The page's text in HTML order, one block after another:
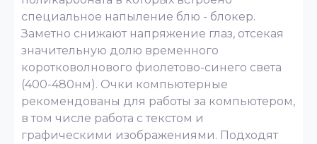
специальное напыление блю - блокер.
Заметно снижают напряжение глаз, отсекая
значительную долю временного
коротковолнового фиолетово-синего света
(400-480нм). Очки компьютерные
рекомендованы для работы за компьютером,
в том числе работа с текстом и
графическими изображениями. Подходят